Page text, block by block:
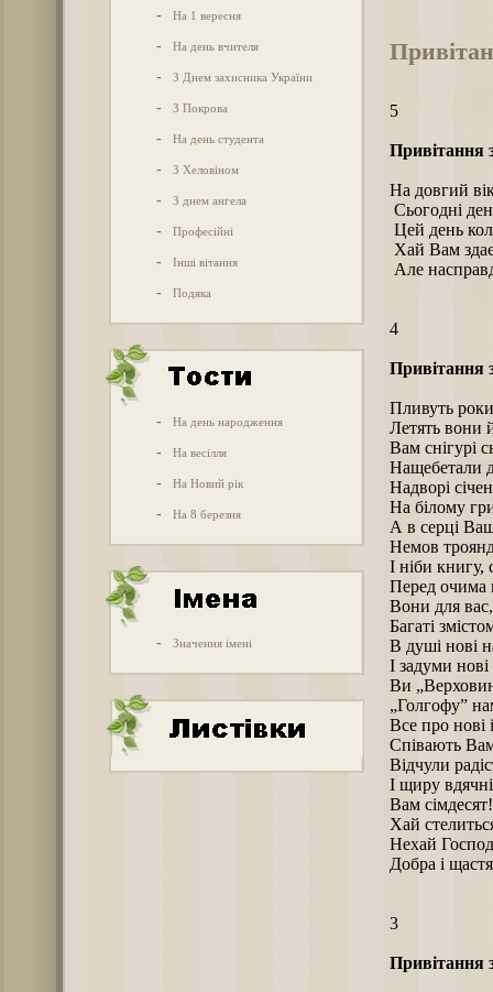
- На 1 вересня
- На день вчителя
- З Днем захисника України
- З Покрова
- На день студента
- З Хеловіном
- З днем ангела
- Професійні
- Інші вітання
- Подяка
- На день народження
- На весілля
- На Новий рік
- На 8 березня
- Значення імені
5
Привітання
На довгий
Сьогодні
Цей день
Хай Вам
Але
4
Привітання
Пливуть
Летять вони
Вам снігурі
Нащебетали
Надворі
На білому
А в серці
Немов
І ніби книгу,
Перед очима
Вони для
Багаті
В душі нові
І задуми нові
Ви
„Голгофу”
Все про нові
Співають
Відчули
І щиру
Вам
Хай
Нехай
Добра і
3
Привітання